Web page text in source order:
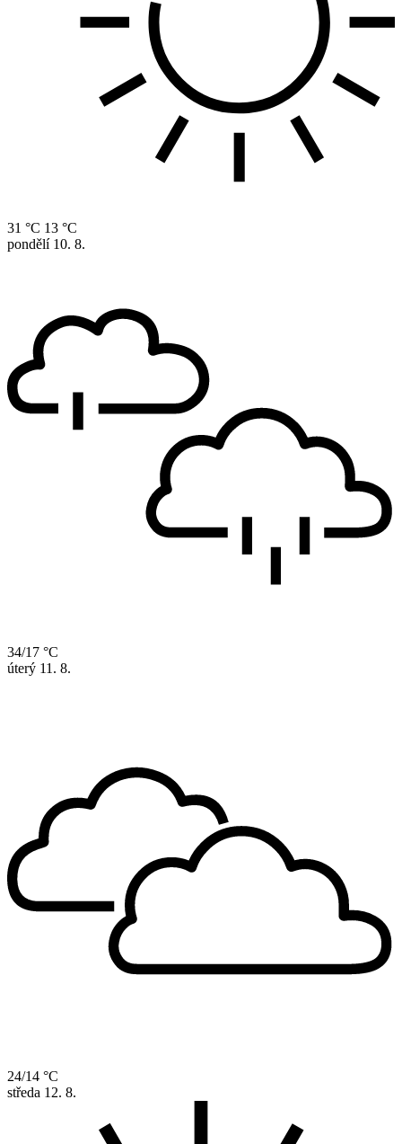
31 °C 13 °C
pondělí 10. 8.
34/17 °C
úterý 11. 8.
24/14 °C
středa 12. 8.